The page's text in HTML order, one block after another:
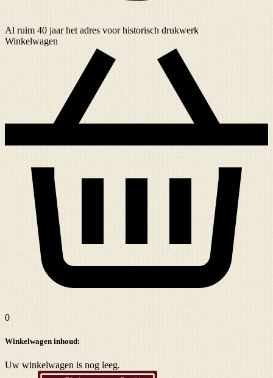
Al ruim 40 jaarhet adres voor historisch drukwerk
Winkelwagen
0
Winkelwagen inhoud:
Uw winkelwagen is nog leeg.